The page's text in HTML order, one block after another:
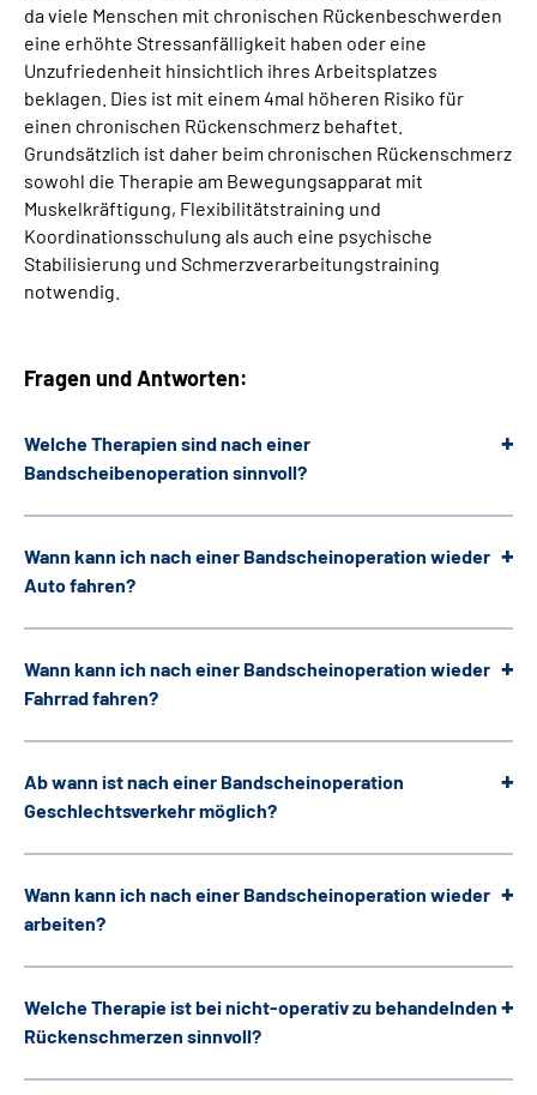
da viele Menschen mit chronischen Rückenbeschwerden
eine erhöhte Stressanfälligkeit haben oder eine
Unzufriedenheit hinsichtlich ihres Arbeitsplatzes
beklagen. Dies ist mit einem 4mal höheren Risiko für
einen chronischen Rückenschmerz behaftet.
Grundsätzlich ist daher beim chronischen Rückenschmerz
sowohl die Therapie am Bewegungsapparat mit
Muskelkräftigung, Flexibilitätstraining und
Koordinationsschulung als auch eine psychische
Stabilisierung und Schmerzverarbeitungstraining
notwendig.
Fragen und Antworten:
Welche Therapien sind nach einer
Bandscheibenoperation sinnvoll?
Wann kann ich nach einer Bandscheinoperation wieder
Auto fahren?
Wann kann ich nach einer Bandscheinoperation wieder
Fahrrad fahren?
Ab wann ist nach einer Bandscheinoperation
Geschlechtsverkehr möglich?
Wann kann ich nach einer Bandscheinoperation wieder
arbeiten?
Welche Therapie ist bei nicht-operativ zu behandelnden
Rückenschmerzen sinnvoll?